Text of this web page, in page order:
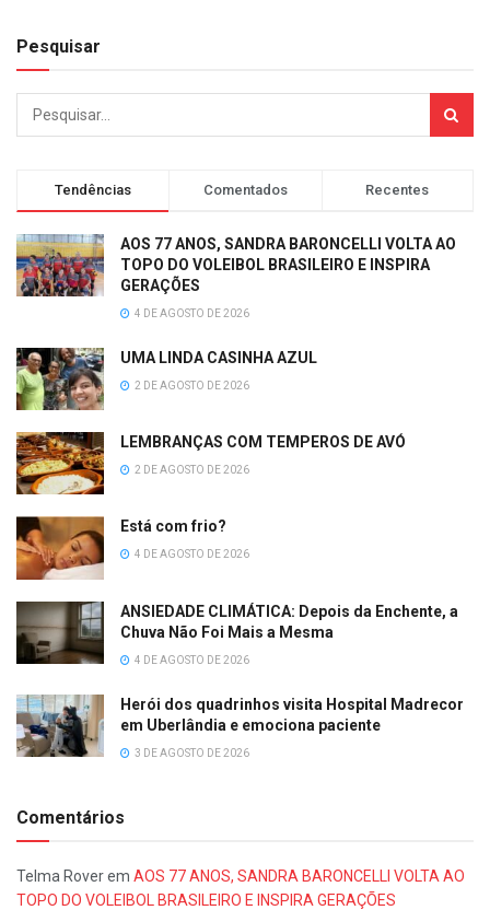
Pesquisar
Tendências Comentados Recentes
AOS 77 ANOS, SANDRA BARONCELLI VOLTA AO
TOPO DO VOLEIBOL BRASILEIRO E INSPIRA
GERAÇÕES
4 DE AGOSTO DE 2026
UMA LINDA CASINHA AZUL
2 DE AGOSTO DE 2026
LEMBRANÇAS COM TEMPEROS DE AVÓ
2 DE AGOSTO DE 2026
Está com frio?
4 DE AGOSTO DE 2026
ANSIEDADE CLIMÁTICA: Depois da Enchente, a
Chuva Não Foi Mais a Mesma
4 DE AGOSTO DE 2026
Herói dos quadrinhos visita Hospital Madrecor
em Uberlândia e emociona paciente
3 DE AGOSTO DE 2026
Comentários
Telma Roverem AOS 77 ANOS, SANDRA BARONCELLI VOLTA AO
TOPO DO VOLEIBOL BRASILEIRO E INSPIRA GERAÇÕES